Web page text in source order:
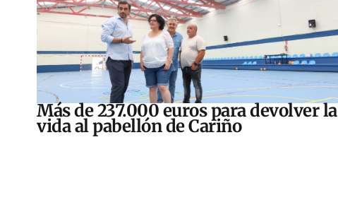
Más de 237.000 euros para devolver la
vida al pabellón de Cariño